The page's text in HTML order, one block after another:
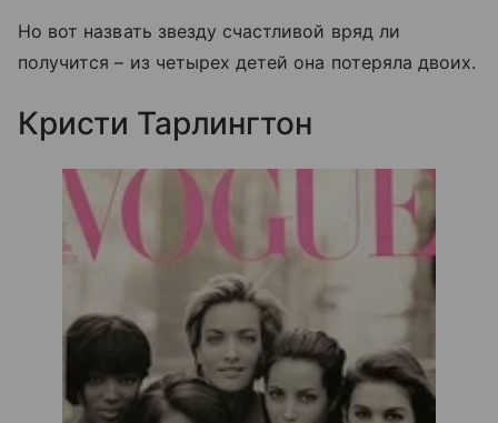
Но вот назвать звезду счастливой вряд ли
получится – из четырех детей она потеряла двоих.
Кристи Тарлингтон